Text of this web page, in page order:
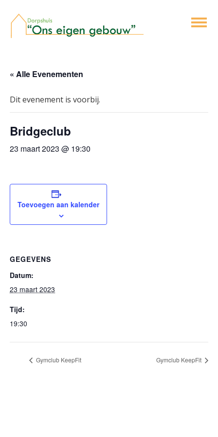
« Alle Evenementen
Dit evenement is voorbij.
Bridgeclub
23 maart 2023 @ 19:30
Toevoegen aan kalender
GEGEVENS
Datum:
23 maart 2023
Tijd:
19:30
Gymclub KeepFit Gymclub KeepFit